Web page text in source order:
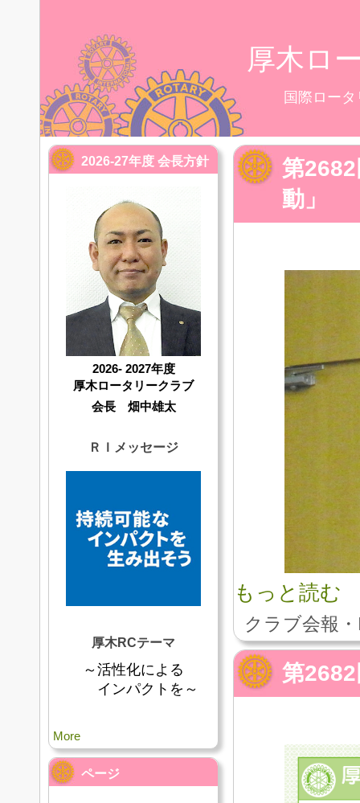
厚木ロ
国際ロー
第
動」
もっと読む
クラブ会報
第
2026-27年度 会長方針
2026- 2027年度
厚木ロータリークラブ
会長 畑中雄太
ＲＩメッセージ
厚木RCテーマ
～活性化による
インパクトを～
More
ページ